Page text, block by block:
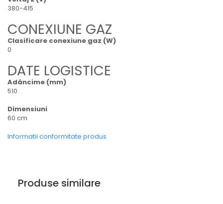
380-415
CONEXIUNE GAZ
Clasificare conexiune gaz (W)
0
DATE LOGISTICE
Adâncime (mm)
510
Dimensiuni
60 cm
Informatii conformitate produs
Produse similare